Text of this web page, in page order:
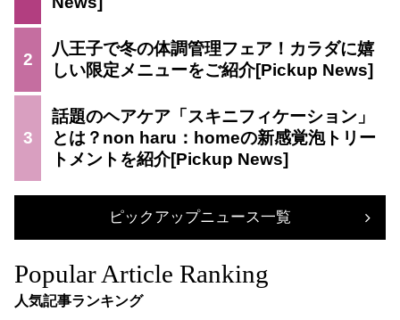
2
八王子で冬の体調管理フェア！カラダに嬉
しい限定メニューをご紹介
3
話題のヘアケア「スキニフィケーション」
とは？non haru：homeの新感覚泡トリー
トメントを紹介
ピックアップニュース一覧
Popular Article Ranking
人気記事ランキング